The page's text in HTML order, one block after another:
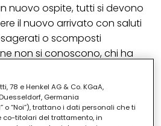
nuovo ospite, tutti si devono
il nuovo arrivato con saluti
o scomposti
non si conoscono, chi ha
una stretta di mano e un
con i classici
78 e Henkel AG & Co. KGaA,
Germania
o “Noi”), trattano i dati personali che ti
titolari del trattamento, in